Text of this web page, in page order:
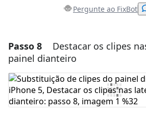
Pergunte ao FixBot
Adicionar um
Comentar
Passo 8
Destacar os clipes
painel dianteiro